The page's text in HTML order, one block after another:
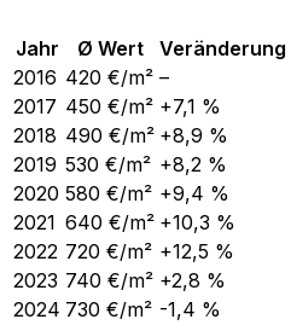
Jahr Ø Wert
Veränderung
2016 420 €/m² –
2017 450 €/m² +7,1 %
2018 490 €/m² +8,9 %
2019 530 €/m² +8,2 %
2020 580 €/m² +9,4 %
2021 640 €/m² +10,3 %
2022 720 €/m² +12,5 %
2023 740 €/m² +2,8 %
2024 730 €/m² -1,4 %